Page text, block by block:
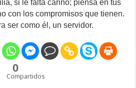
si le falta cariño; piensa en tus
con los compromisos que tienen.
ser como él, un servidor.
0
Compartidos